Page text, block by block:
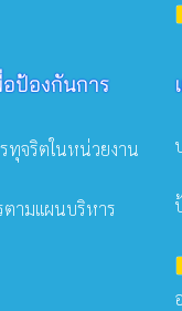
อป้องกันการ
ทุจริตในหน่วยงาน
ตามแผนบริหาร